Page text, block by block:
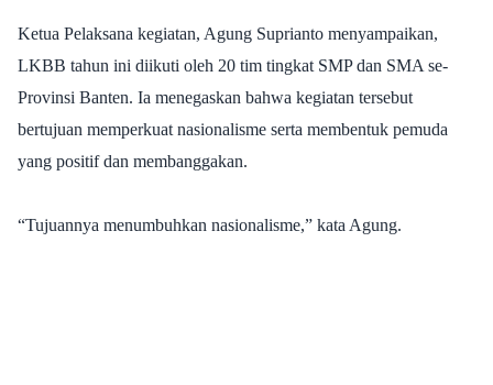
Ketua Pelaksana kegiatan, Agung Suprianto menyampaikan,
LKBB tahun ini diikuti oleh 20 tim tingkat SMP dan SMA se-
Provinsi Banten. Ia menegaskan bahwa kegiatan tersebut
bertujuan memperkuat nasionalisme serta membentuk pemuda
yang positif dan membanggakan.
“Tujuannya menumbuhkan nasionalisme,” kata Agung.